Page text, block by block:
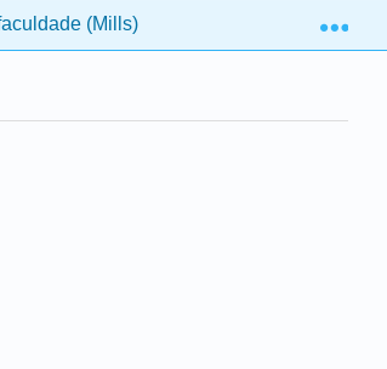
(Mills) 11: O processo